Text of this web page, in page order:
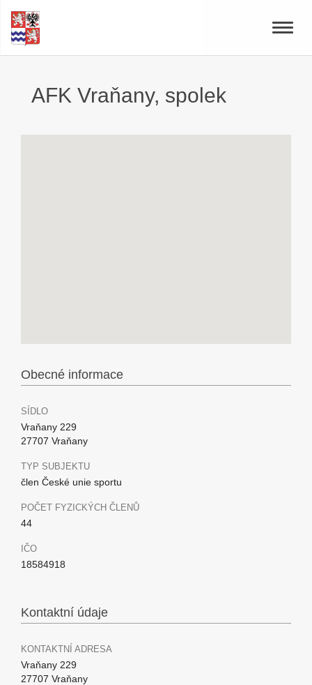
Toggle
AFK Vraňany, spolek
Obecné informace
SÍDLO
Vraňany 229
27707 Vraňany
TYP SUBJEKTU
člen České unie sportu
POČET FYZICKÝCH ČLENŮ
44
IČO
18584918
Kontaktní údaje
KONTAKTNÍ ADRESA
Vraňany 229
27707 Vraňany